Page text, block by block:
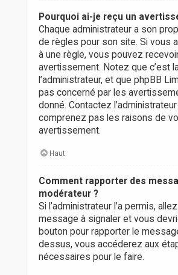
Pourquoi ai-je reçu un
Chaque administrateur a son
de règles pour son site. Si vous
à une règle, vous pouvez
avertissement. Notez que c’est
l’administrateur, et que phpBB
pas concerné par les
donné. Contactez
comprenez pas les raisons de
avertissement.
Haut
Comment rapporter des
modérateur ?
Si l’administrateur l’a permis,
message à signaler et vous
bouton pour rapporter le
dessus, vous accéderez aux
nécessaires pour le faire.